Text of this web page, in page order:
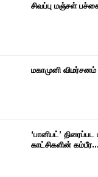
சிவப்பு மஞ்சள்
மகாமுனி விமர்சனம்
‘பானிபட்’
காட்சிகளின் கம்பீர…